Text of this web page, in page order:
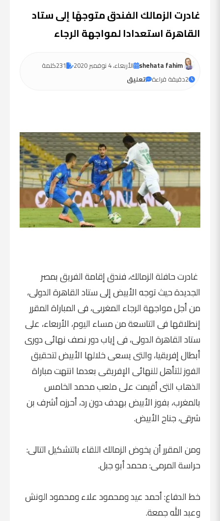
غادرت الزمالك الفندق متوجهًا إلى ستاد
القاهرة استعدادا لمواجهة الرجاء
shehata fahim الأربعاء، 4 نوفمبر 2020 231كلمة
2دقيقة قراءة تعليق
غادرت حافلة الزمالك، فندق إقامة الفريق بمصر
الجديدة حيث توجه الأبيض إلى ستاد القاهرة الدولى،
من أجل مواجهة الرجاء المغربى، فى المباراة المقرر
إنطلاقها فى التاسعة من مساء اليوم، الأربعاء، على
ستاد القاهرة الدولى، فى إياب دور نصف نهائى دورى
أبطال إفريقيا، والتى يسعى خلالها الأبيض لتحقيق
الفوز للتأهل للنهائى الإفريقى بعدما انتهت مباراة
الذهاب التى أقيمت على ملعب محمد الخامس
بالمغرب، بفوز الأبيض بهدف دون رد، أحرزه أشرف بن
شرقى، جناح الأبيض.
ومن المقرر أن يخوض الزمالك اللقاء بالتشكيل التالى:
حراسة المرمى: محمد أبو جبل.
خط الدفاع: أحمد عيد ومحمود علاء ومحمود الونش
وعبد الله جمعة.